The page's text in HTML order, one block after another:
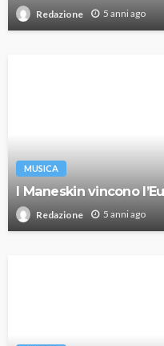
Redazione 5 anni ago
MUSICA
I Maneskin vincono
Redazione 5 anni ago